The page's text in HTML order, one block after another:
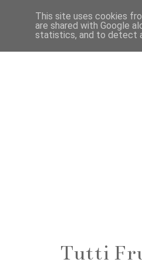
Tutti
This site uses cookies
are shared with Google
statistics, and to detect